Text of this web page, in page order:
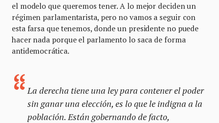
el modelo que queremos tener. A lo mejor deciden un
régimen parlamentarista, pero no vamos a seguir con
esta farsa que tenemos, donde un presidente no puede
hacer nada porque el parlamento lo saca de forma
antidemocrática.
La derecha tiene una ley para contener el poder
sin ganar una elección, es lo que le indigna a la
población. Están gobernando de facto,